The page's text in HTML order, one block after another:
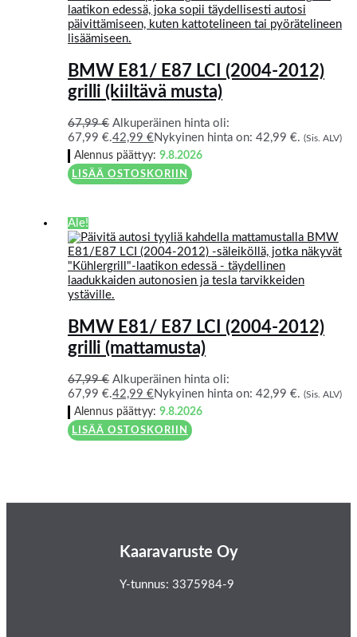
BMW E81/ E87 LCI (2004-2012)
grilli (kiiltävä musta)
67,99€ Alkuperäinen hinta oli:
67,99 €.42,99€Nykyinen hinta on: 42,99 €. (Sis. ALV)
Alennus päättyy:9.8.2026
LISÄÄ OSTOSKORIIN
Ale!
BMW E81/ E87 LCI (2004-2012)
grilli (mattamusta)
67,99€ Alkuperäinen hinta oli:
67,99 €.42,99€Nykyinen hinta on: 42,99 €. (Sis. ALV)
Alennus päättyy:9.8.2026
LISÄÄ OSTOSKORIIN
Kaaravaruste Oy
Y-tunnus: 3375984-9